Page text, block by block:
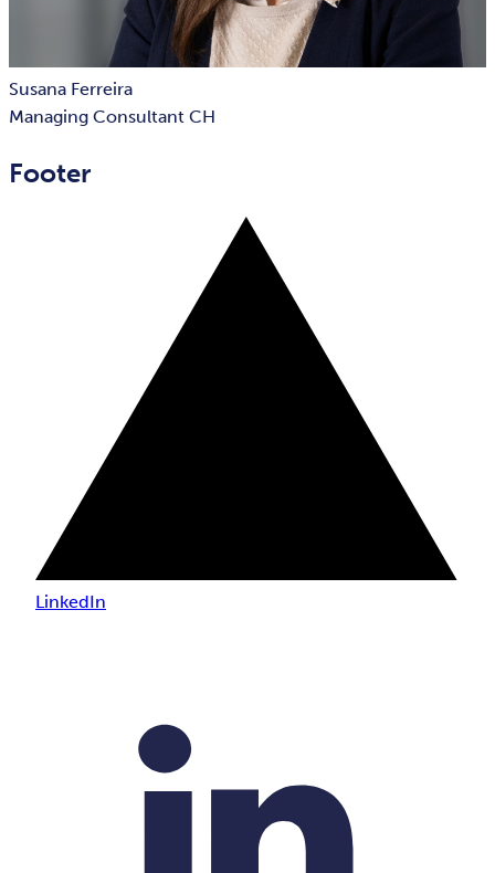
Susana Ferreira
Managing Consultant CH
Footer
LinkedIn